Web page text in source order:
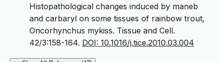
Histopathological changes induced by maneb
and carbaryl on some tissues of rainbow trout,
Oncorhynchus mykiss. Tissue and Cell.
42/3:158-164. DOI: 10.1016/j.tice.2010.03.004